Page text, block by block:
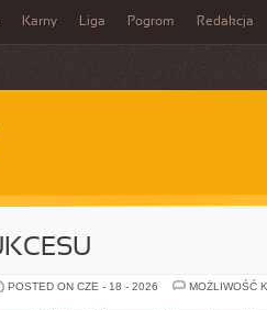
Karny Liga Pogrom Redakcja
POSTED ON CZE - 18 - 2026
MOŻLIWOŚĆ